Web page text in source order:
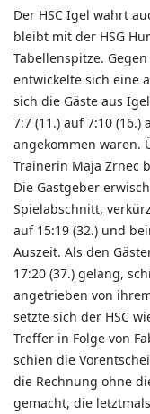
Der HSC Igel wahrt
bleibt mit der HSG
Tabellenspitze.
entwickelte sich eine
sich die Gäste aus
7:7 (11.) auf 7:10
angekommen waren.
Trainerin Maja Zrnec
Die Gastgeber
Spielabschnitt,
auf 15:19 (32.) und
Auszeit. Als den
17:20 (37.) gelang,
angetrieben von
setzte sich der HSC
Treffer in Folge von
schien die
die Rechnung ohne
gemacht, die